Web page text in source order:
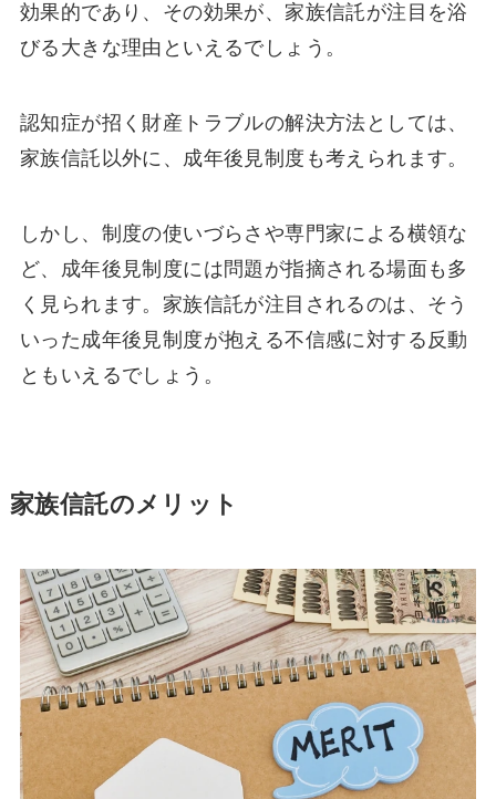
効果的であり、その効果が、家族信託が注目を浴
びる大きな理由といえるでしょう。
認知症が招く財産トラブルの解決方法としては、
家族信託以外に、成年後見制度も考えられます。
しかし、制度の使いづらさや専門家による横領な
ど、成年後見制度には問題が指摘される場面も多
く見られます。家族信託が注目されるのは、そう
いった成年後見制度が抱える不信感に対する反動
ともいえるでしょう。
家族信託のメリット